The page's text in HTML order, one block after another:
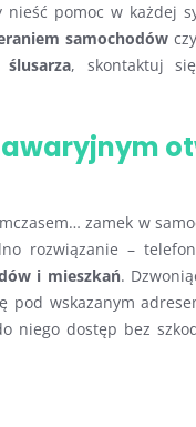
nieść pomoc w każdej
samochodów czy
ślusarza, skontaktuj
awaryjnym
zamek w
rozwiązanie –
i mieszkań.
wskazanym
niego dostęp bez